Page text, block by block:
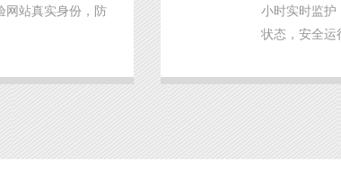
网站真实身份，防
小时实时监护
状态，安全运